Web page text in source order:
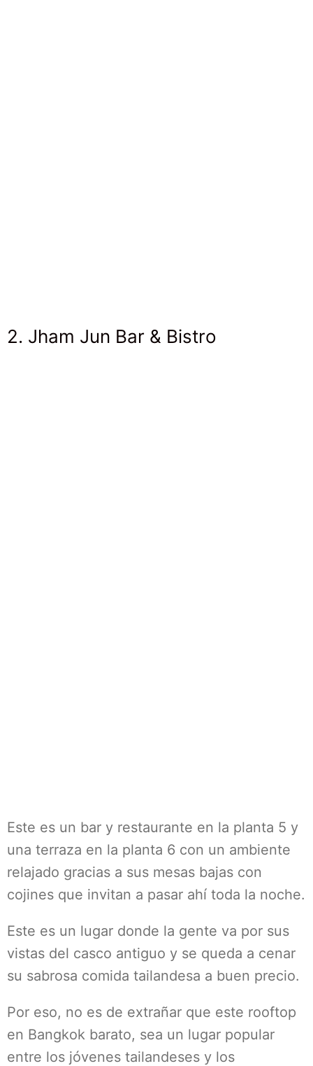
2. Jham Jun Bar & Bistro
Este es un bar y restaurante en la planta 5 y
una terraza en la planta 6 con un ambiente
relajado gracias a sus mesas bajas con
cojines que invitan a pasar ahí toda la noche.
Este es un lugar donde la gente va por sus
vistas del casco antiguo y se queda a cenar
su sabrosa comida tailandesa a buen precio.
Por eso, no es de extrañar que este rooftop
en Bangkok barato, sea un lugar popular
entre los jóvenes tailandeses y los